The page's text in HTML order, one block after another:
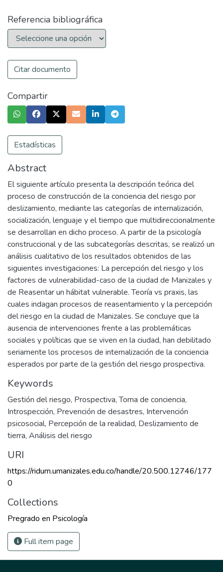
Referencia bibliográfica
Citar documento
Compartir
Estadísticas
Abstract
El siguiente artículo presenta la descripción teórica del
proceso de construcción de la conciencia del riesgo por
deslizamiento, mediante las categorías de internalización,
socialización, lenguaje y el tiempo que multidireccionalmente
se desarrollan en dicho proceso. A partir de la psicología
construccional y de las subcategorías descritas, se realizó un
análisis cualitativo de los resultados obtenidos de las
siguientes investigaciones: La percepción del riesgo y los
factores de vulnerabilidad-caso de la ciudad de Manizales y
de Reasentar un hábitat vulnerable. Teoría vs praxis, las
cuales indagan procesos de reasentamiento y la percepción
del riesgo en la ciudad de Manizales. Se concluye que la
ausencia de intervenciones frente a las problemáticas
sociales y políticas que se viven en la ciudad, han debilitado
seriamente los procesos de internalización de la conciencia
esperados por parte de la gestión del riesgo prospectiva.
Keywords
Gestión del riesgo, Prospectiva,Toma de conciencia,
Introspección, Prevención de desastres, Intervención
psicosocial, Percepción de la realidad, Deslizamiento de
tierra, Análisis del riesgo
URI
https://ridum.umanizales.edu.co/handle/20.500.12746/177
0
Collections
Pregrado en Psicología
Full item page